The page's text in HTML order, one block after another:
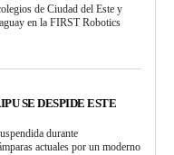
de Ciudad del Este y
en la FIRST Robotics
SE DESPIDE ESTE
durante
actuales por un moderno